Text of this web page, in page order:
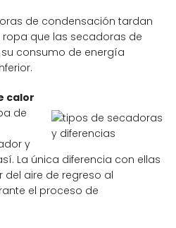
de condensación tardan
que las secadoras de
consumo de energía
calor
de
y
La única diferencia con ellas
del aire de regreso al
el proceso de